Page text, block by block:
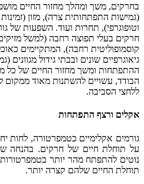
בחרקים, משך ומהלך מחזור החיים
(גמישות התפתחותית צרה), מזון (זמינות
וטופוגרפי), תחרות ועוד. השפעות של
חרקים בעלי תפוצה רחבה (למשל
קוסמופוליטית רחבה), המתקיימים
גיאוגרפיים שונים ובבתי גידול מגוונים
ההתפתחות ומשך מחזור החיים של כל
הבודד, עשויים להשתנות מאוד ממקום
ללחצי הסביבה.
אקלים ורצף התפתחות
גורמים אקלימיים כטמפרטורה, לחות
על תוחלת חיים של חרקים. בהנחה
נוטים להתפתח מהר יותר
תוחלת החיים שלהם קצרה יותר.